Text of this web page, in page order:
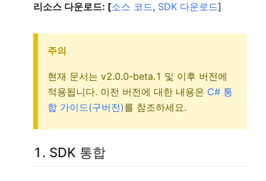
리소스 다운로드: [소스 코드, SDK 다운로드]
주의
현재 문서는 v2.0.0-beta.1 및 이후 버전에
적용됩니다. 이전 버전에 대한 내용은 C# 통
합 가이드(구버전)를 참조하세요.
1. SDK 통합